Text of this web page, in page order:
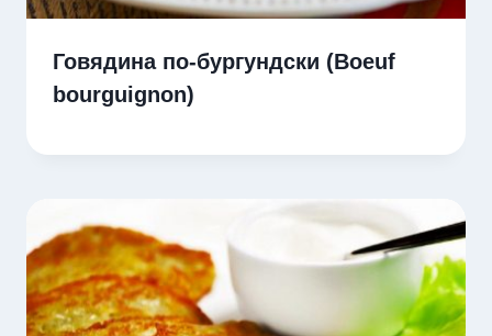
Говядина по-бургундски (Boeuf
bourguignon)